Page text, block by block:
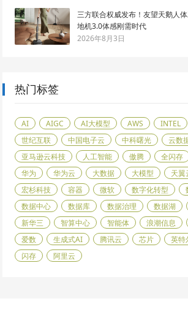
三方联合权威发布！友望天鹅人
地机3.0体感刚需时代
2026年8月3日
热门标签
AI AIGC AI大模型 AWS INTEL
世纪互联
中国电子云 中科曙光 云数
亚马逊云科技
人工智能 傲腾 全闪存
华为
华为云 大数据 大模型 天翼
宏杉科技
容器 微软 数字化转型
数据中心
数据库 数据治理 数据湖
新华三
智算中心 智能体 浪潮信息
爱数
生成式AI 腾讯云 芯片 英特
闪存
阿里云